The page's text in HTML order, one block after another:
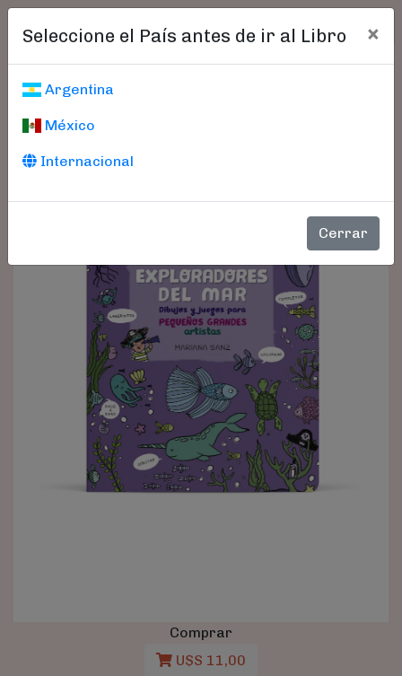
Seleccione el País antes de ir al Libro ×
Argentina
México
Internacional
Cerrar
Comprar
U$S 11,00